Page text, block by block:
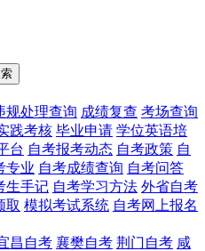
规处理查询 成绩复查 考场查询
践考核 毕业申请 学位英语培
台 自考报考动态 自考政策 自
专业 自考成绩查询 自考问答
生手记 自考学习方法 外省自考
取 模拟考试系统 自考网上报名
昌自考 襄樊自考 荆门自考 咸